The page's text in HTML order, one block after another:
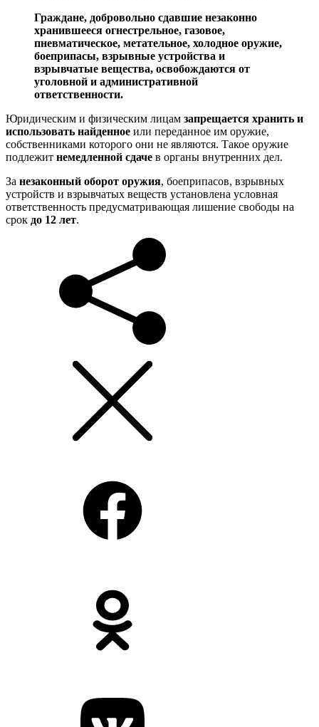
Граждане, добровольно сдавшие незаконно
хранившееся огнестрельное, газовое,
пневматическое, метательное, холодное оружие,
боеприпасы, взрывные устройства и
взрывчатые вещества, освобождаются от
уголовной и административной
ответственности.
Юридическим и физическим лицам запрещается хранить и
использовать найденное или переданное им оружие,
собственниками которого они не являются. Такое оружие
подлежит немедленной сдаче в органы внутренних дел.
За незаконный оборот оружия, боеприпасов, взрывных
устройств и взрывчатых веществ установлена условная
ответственность предусматривающая лишение свободы на
срок до 12 лет.